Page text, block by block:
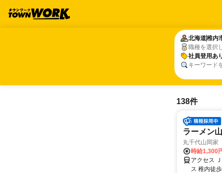
北海道稚内
職種を選択
社員登用あ
キーワード
北海道稚内
社員登用あ
138件
ラーメン
丸千代山岡
時給1,300
アクセス
ス 稚内徒